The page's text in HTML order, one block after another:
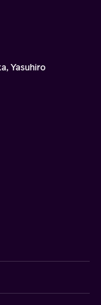
Yasuhiro